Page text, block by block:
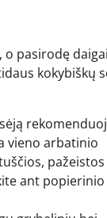
o pasirodę daigai
kokybiškų
vieno arbatinio
ant popierinio